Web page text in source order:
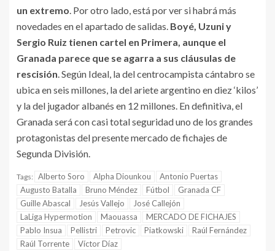
un extremo. Por otro lado, está por ver si habrá más
novedades en el apartado de salidas. Boyé, Uzuni y
Sergio Ruiz tienen cartel en Primera, aunque el
Granada parece que se agarra a sus cláusulas de
rescisión. Según Ideal, la del centrocampista cántabro se
ubica en seis millones, la del ariete argentino en diez ‘kilos’
y la del jugador albanés en 12 millones. En definitiva, el
Granada será con casi total seguridad uno de los grandes
protagonistas del presente mercado de fichajes de
Segunda División.
Tags: Alberto Soro Alpha Diounkou
Antonio Puertas
Augusto Batalla
Bruno Méndez Fútbol
Granada CF
Guille Abascal
Jesús Vallejo
José Callejón
LaLiga Hypermotion
Maouassa
MERCADO DE FICHAJES
Pablo Insua
Pellistri Petrovic Piatkowski
Raúl Fernández
Raúl Torrente
Víctor Díaz